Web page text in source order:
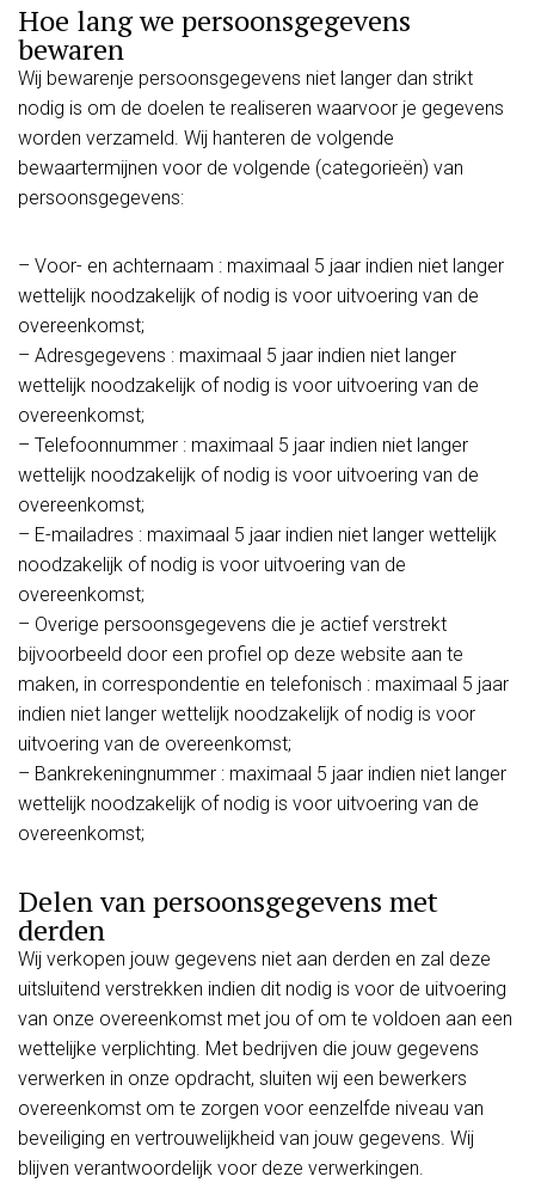
Hoe lang we persoonsgegevens
bewaren
Wij bewarenje persoonsgegevens niet langer dan strikt
nodig is om de doelen te realiseren waarvoor je gegevens
worden verzameld. Wij hanteren de volgende
bewaartermijnen voor de volgende (categorieën) van
persoonsgegevens:
– Voor- en achternaam : maximaal 5 jaar indien niet langer
wettelijk noodzakelijk of nodig is voor uitvoering van de
overeenkomst;
– Adresgegevens : maximaal 5 jaar indien niet langer
wettelijk noodzakelijk of nodig is voor uitvoering van de
overeenkomst;
– Telefoonnummer : maximaal 5 jaar indien niet langer
wettelijk noodzakelijk of nodig is voor uitvoering van de
overeenkomst;
– E-mailadres : maximaal 5 jaar indien niet langer wettelijk
noodzakelijk of nodig is voor uitvoering van de
overeenkomst;
– Overige persoonsgegevens die je actief verstrekt
bijvoorbeeld door een profiel op deze website aan te
maken, in correspondentie en telefonisch : maximaal 5 jaar
indien niet langer wettelijk noodzakelijk of nodig is voor
uitvoering van de overeenkomst;
– Bankrekeningnummer : maximaal 5 jaar indien niet langer
wettelijk noodzakelijk of nodig is voor uitvoering van de
overeenkomst;
Delen van persoonsgegevens met
derden
Wij verkopen jouw gegevens niet aan derden en zal deze
uitsluitend verstrekken indien dit nodig is voor de uitvoering
van onze overeenkomst met jou of om te voldoen aan een
wettelijke verplichting. Met bedrijven die jouw gegevens
verwerken in onze opdracht, sluiten wij een bewerkers
overeenkomst om te zorgen voor eenzelfde niveau van
beveiliging en vertrouwelijkheid van jouw gegevens. Wij
blijven verantwoordelijk voor deze verwerkingen.